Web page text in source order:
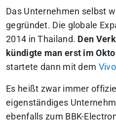
Das Unternehmen selbst
gegründet. Die globale
2014 in Thailand. Den
kündigte man erst im
startete dann mit dem
Es heißt zwar immer
eigenständiges
ebenfalls zum BBK-